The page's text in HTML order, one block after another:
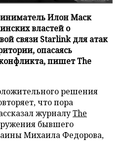
Илон Маск
властей о
связи Starlink для атак
опасаясь
пишет The
решения
что пора
журналуThe
бывшего
Михаила Федорова,